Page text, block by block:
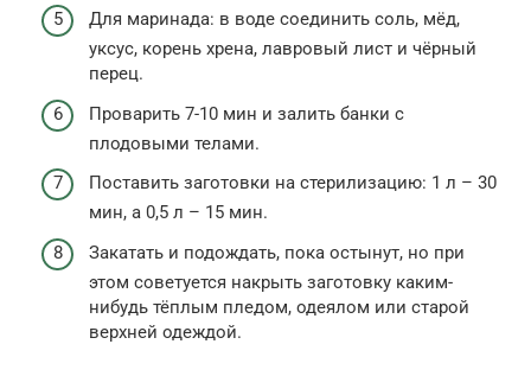
Для маринада: в воде соединить соль, мёд,
уксус, корень хрена, лавровый лист и чёрный
перец.
Проварить 7-10 мин и залить банки с
плодовыми телами.
Поставить заготовки на стерилизацию: 1 л – 30
мин, а 0,5 л – 15 мин.
Закатать и подождать, пока остынут, но при
этом советуется накрыть заготовку каким-
нибудь тёплым пледом, одеялом или старой
верхней одеждой.